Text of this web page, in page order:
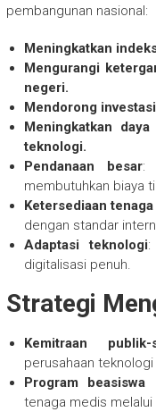
pembangunan nasional:
Meningkatkan
Mengurangi
negeri.
Mendorong
Meningkatkan
teknologi.
Pendanaan besar:
membutuhkan biaya
Ketersediaan tenaga
dengan standar
Adaptasi teknologi:
digitalisasi penuh.
Strategi
Kemitraan publik-
perusahaan
Program beasiswa
tenaga medis